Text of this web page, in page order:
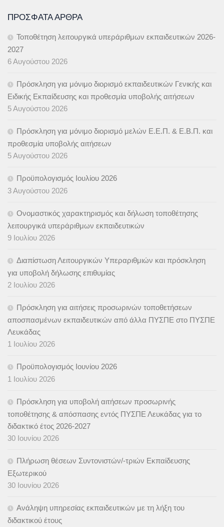
ΠΡΌΣΦΑΤΑ ΆΡΘΡΑ
Τοποθέτηση λειτουργικά υπεράριθμων εκπαιδευτικών 2026-
2027
6 Αυγούστου 2026
Πρόσκληση για μόνιμο διορισμό εκπαιδευτικών Γενικής και
Ειδικής Εκπαίδευσης και προθεσμία υποβολής αιτήσεων
5 Αυγούστου 2026
Πρόσκληση για μόνιμο διορισμό μελών Ε.Ε.Π. & Ε.Β.Π. και
προθεσμία υποβολής αιτήσεων
5 Αυγούστου 2026
Προϋπολογισμός Ιουλίου 2026
3 Αυγούστου 2026
Ονομαστικός χαρακτηρισμός και δήλωση τοποθέτησης
λειτουργικά υπεράριθμων εκπαιδευτικών
9 Ιουλίου 2026
Διαπίστωση Λειτουργικών Υπεραριθμιών και πρόσκληση
για υποβολή δήλωσης επιθυμίας
2 Ιουλίου 2026
Πρόσκληση για αιτήσεις προσωρινών τοποθετήσεων
αποσπασμένων εκπαιδευτικών από άλλα ΠΥΣΠΕ στο ΠΥΣΠΕ
Λευκάδας
1 Ιουλίου 2026
Προϋπολογισμός Ιουνίου 2026
1 Ιουλίου 2026
Πρόσκληση για υποβολή αιτήσεων προσωρινής
τοποθέτησης & απόσπασης εντός ΠΥΣΠΕ Λευκάδας για το
διδακτικό έτος 2026-2027
30 Ιουνίου 2026
Πλήρωση θέσεων Συντονιστών/-τριών Εκπαίδευσης
Εξωτερικού
30 Ιουνίου 2026
Ανάληψη υπηρεσίας εκπαιδευτικών με τη λήξη του
διδακτικού έτους